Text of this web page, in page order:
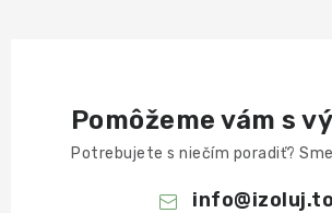
Pomôžeme vám s
Potrebujete s niečím poradiť?
info@izoluj.to